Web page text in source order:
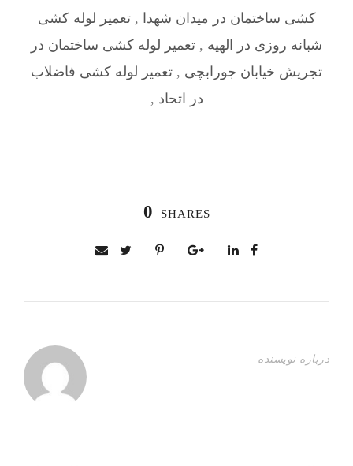
کشی ساختمان در میدان شهدا ,تعمیر لوله کشی
شبانه روزی در الهیه , تعمیر لوله کشی ساختمان در
تجریش خیابان جورابچی , تعمیر لوله کشی فاضلاب
در اتحاد ,
0 SHARES
درباره نویسنده